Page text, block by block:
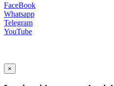
FaceBook
Whatsapp
Telegram
YouTube
×